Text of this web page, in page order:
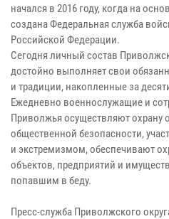
начался в 2016 году, когда на
создана Федеральная служба
Российской Федерации.
Сегодня личный состав
достойно выполняет свои
и традиции, накопленные за
Ежедневно военнослужащие и
Приволжья осуществляют охрану
общественной безопасности,
и экстремизмом, обеспечивают
объектов, предприятий и
попавшим в беду.
Пресс-служба Приволжского